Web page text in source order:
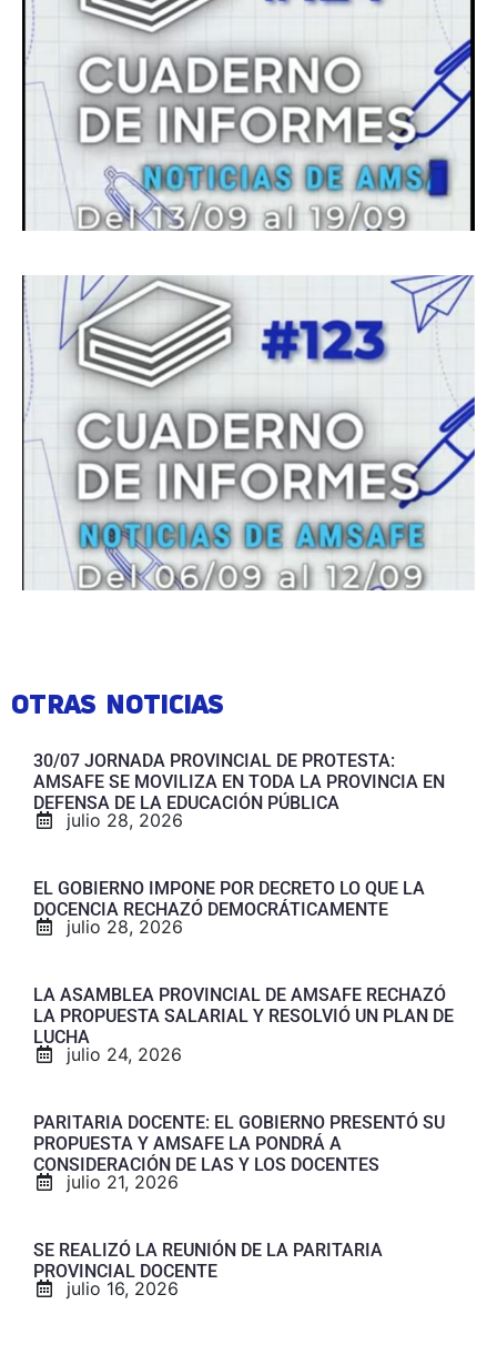
OTRAS NOTICIAS
30/07 JORNADA PROVINCIAL DE PROTESTA:
AMSAFE SE MOVILIZA EN TODA LA PROVINCIA EN
DEFENSA DE LA EDUCACIÓN PÚBLICA
julio 28, 2026
EL GOBIERNO IMPONE POR DECRETO LO QUE LA
DOCENCIA RECHAZÓ DEMOCRÁTICAMENTE
julio 28, 2026
LA ASAMBLEA PROVINCIAL DE AMSAFE RECHAZÓ
LA PROPUESTA SALARIAL Y RESOLVIÓ UN PLAN DE
LUCHA
julio 24, 2026
PARITARIA DOCENTE: EL GOBIERNO PRESENTÓ SU
PROPUESTA Y AMSAFE LA PONDRÁ A
CONSIDERACIÓN DE LAS Y LOS DOCENTES
julio 21, 2026
SE REALIZÓ LA REUNIÓN DE LA PARITARIA
PROVINCIAL DOCENTE
julio 16, 2026